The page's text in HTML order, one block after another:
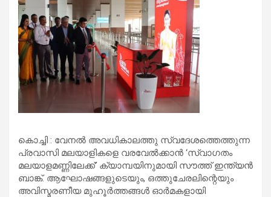
കൊച്ചി : വേനൽ അവധികാലത്തു സ്വദേശത്തെത്തുന്ന
പ്രവാസി മലയാളികളെ വരവേൽക്കാൻ ‘സ്വാഗതം
മലയാളമണ്ണിലേക്ക്’ ക്യാമ്പയിനുമായി സൗത്ത് ഇന്ത്യൻ
ബാങ്ക്. ആഘോഷങ്ങളുടെയും, ഒത്തുചേരലിന്റെയും
അവിസ്മരണീയ മുഹൂർത്തങ്ങൾ ഓർമകളായി